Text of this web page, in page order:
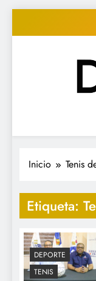
Inicio Tenis
Etiqueta:
DEPORTE
TENIS